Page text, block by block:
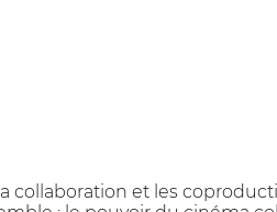
collaboration et les